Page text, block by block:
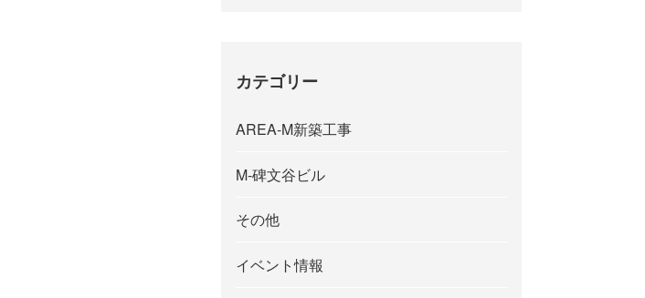
カテゴリー
AREA-M新築工事
M-碑文谷ビル
その他
イベント情報